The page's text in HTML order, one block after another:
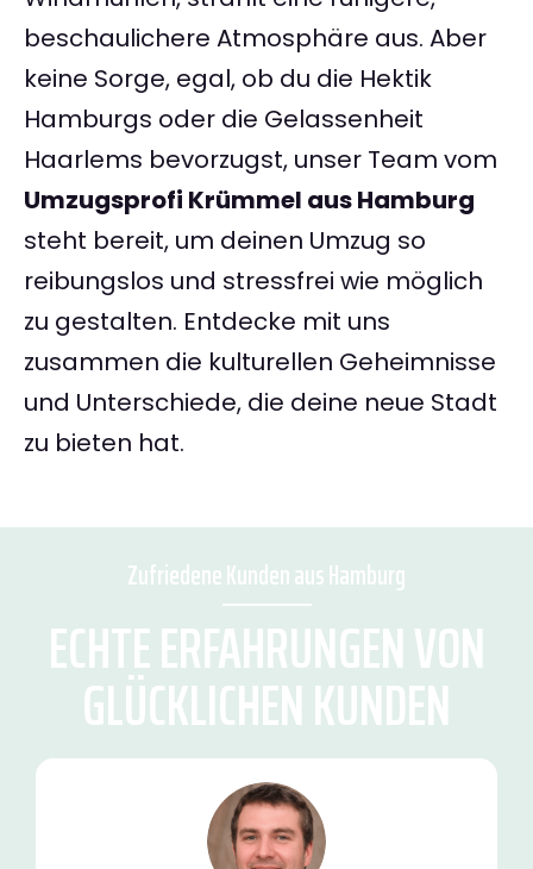
beschaulichere Atmosphäre aus. Aber
keine Sorge, egal, ob du die Hektik
Hamburgs oder die Gelassenheit
Haarlems bevorzugst, unser Team vom
Umzugsprofi Krümmel aus Hamburg
steht bereit, um deinen Umzug so
reibungslos und stressfrei wie möglich
zu gestalten. Entdecke mit uns
zusammen die kulturellen Geheimnisse
und Unterschiede, die deine neue Stadt
zu bieten hat.
Zufriedene Kunden aus Hamburg
ECHTE ERFAHRUNGEN VON
GLÜCKLICHEN KUNDEN